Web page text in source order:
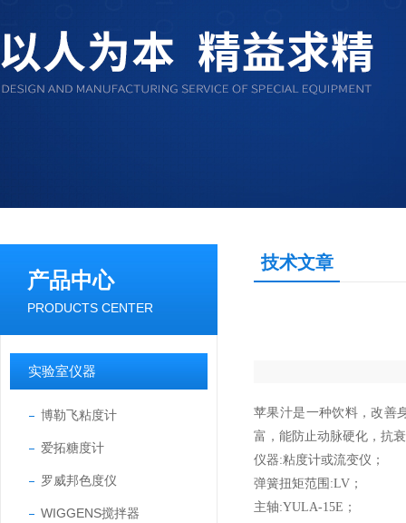
产品中心
PRODUCTS CENTER
实验室仪器
博勒飞粘度计
爱拓糖度计
罗威邦色度仪
WIGGENS搅拌器
技术文章
苹果汁是一种饮料，改善
富，能防止动脉硬化，抗
仪器:粘度计或流变仪；
弹簧扭矩范围:LV；
主轴:YULA-15E；